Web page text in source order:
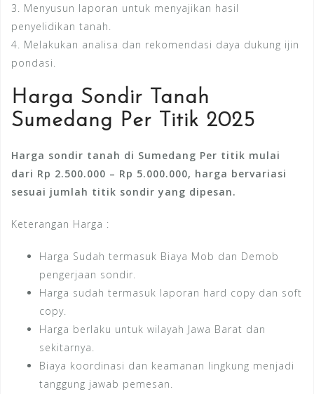
3. Menyusun laporan untuk menyajikan hasil
penyelidikan tanah.
4. Melakukan analisa dan rekomendasi daya dukung ijin
pondasi.
Harga Sondir Tanah
Sumedang Per Titik 2025
Harga sondir tanah di Sumedang Per titik mulai
dari Rp 2.500.000 – Rp 5.000.000, harga bervariasi
sesuai jumlah titik sondir yang dipesan.
Keterangan Harga :
Harga Sudah termasuk Biaya Mob dan Demob
pengerjaan sondir.
Harga sudah termasuk laporan hard copy dan soft
copy.
Harga berlaku untuk wilayah Jawa Barat dan
sekitarnya.
Biaya koordinasi dan keamanan lingkung menjadi
tanggung jawab pemesan.